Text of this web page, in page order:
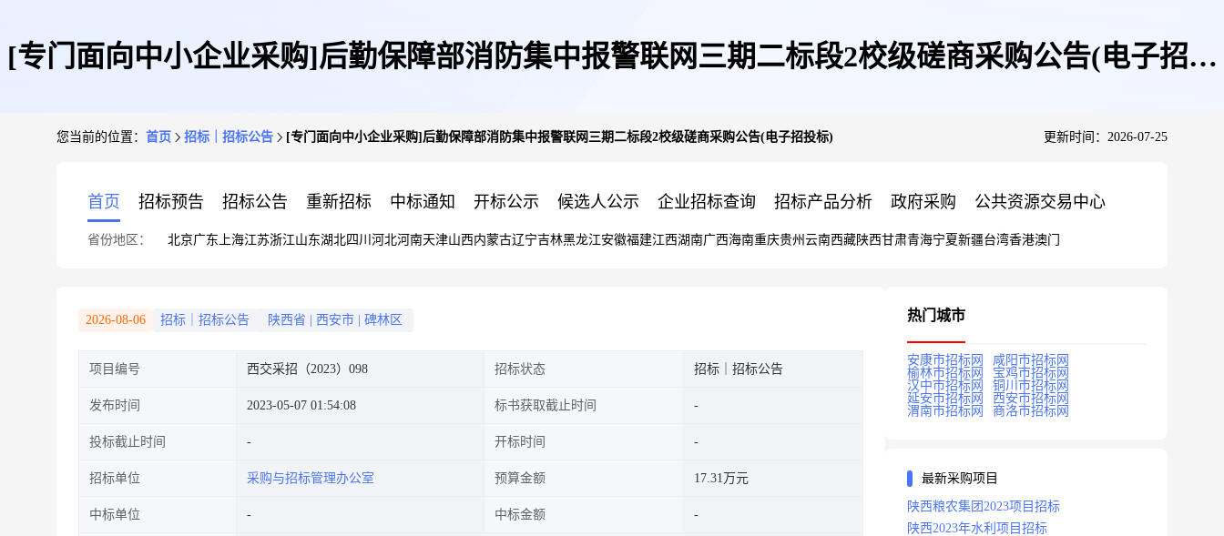
[专门面向中小企业采购]后勤保障部消防集中报警联网三期二标段2校级磋商采购公告(电子招投
您当前的位置： 首页 招标｜招标公告 [专门面向中小企业采购]后勤保障部消防集中报警联网三期二标段2校级磋商采购公告(电子招投标) 更新时间：2026-07-25
首页 招标预告 招标公告 重新招标 中标通知 开标公示 候选人公示 企业招标查询 招标产品分析 政府采购 公共资源交易中心
省份地区： 北京广东 上海江苏浙江山东湖北四川 河北河南天津山西内蒙古辽宁吉林黑龙江安徽福建江西湖南广西海南重庆贵州 云南西藏陕西甘肃青海宁夏新疆台湾香港澳门
2026-08-06 招标｜招标公告 陕西省 西安市 碑林区
项目编号 西交采招（2023）098 招标状态 招标｜招标公告
发布时间 2023-05-07 01:54:08 标书获取截止时间
投标截止时间 开标时间
招标单位 采购与招标管理办公室 预算金额 17.31万元
中标单位 中标金额
热门城市
安康市招标网
咸阳市招标网
榆林市招标网
宝鸡市招标网
汉中市招标网
铜川市招标网
延安市招标网
西安市招标网
渭南市招标网
商洛市招标网
最新采购项目
陕西粮农集团2023项目招标
陕西2023年水利项目招标